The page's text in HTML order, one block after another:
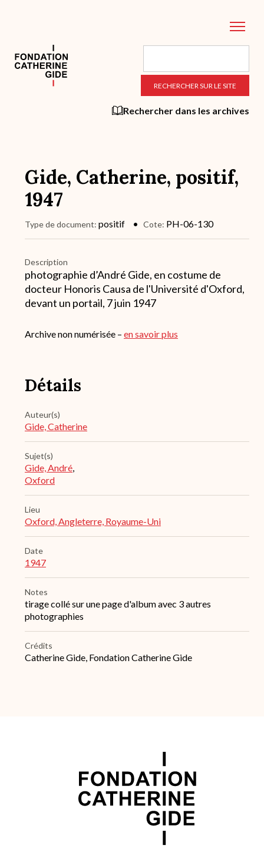
principal
Rechercher dans les archives
Gide, Catherine, positif,
1947
Type de document positif Cote PH-06-130
Description
photographie d’André Gide, en costume de
docteur Honoris Causa de l'Université d'Oxford,
devant un portail, 7 juin 1947
Archive non numérisée – en savoir plus
Détails
Auteur(s)
Gide, Catherine
Sujet(s)
Gide, André,
Oxford
Lieu
Oxford, Angleterre, Royaume-Uni
Date
1947
Notes
tirage collé sur une page d'album avec 3 autres
photographies
Crédits
Catherine Gide, Fondation Catherine Gide